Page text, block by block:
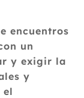
encuentros
un
y exigir la
y
el